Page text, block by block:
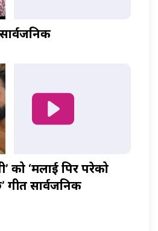
सार्वजनिक
को ‘मलाई पिर परेको
गीत सार्वजनिक